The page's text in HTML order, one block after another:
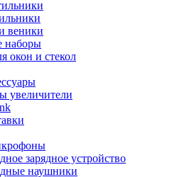
веники
наборы
окон и стекол
увеличители
зарядное устройство
наушники